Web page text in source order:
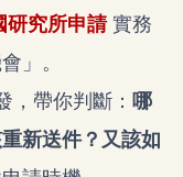
研究所申請實務
」。
，帶你判斷： 哪
新送件？又該如